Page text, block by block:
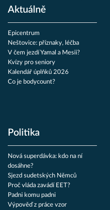
Aktuálně
Epicentrum
Neštovice: příznaky, léčba
V čem jezdí Yamal a Mesii?
Kvízy pro seniory
Kalendář úplňků 2026
Co je bodycount?
Politika
Nová superdávka: kdo na ní
dosáhne?
Sjezd sudetských Němců
Proč vláda zavádí EET?
Padni komu padni
Výpověď z práce vzor